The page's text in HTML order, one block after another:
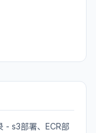
- s3部署、ECR部